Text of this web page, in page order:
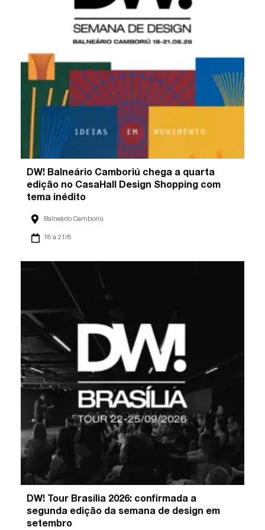
DW! Balneário Camboriú chega a quarta
edição no CasaHall Design Shopping com
tema inédito
Balneário Camboriú
18 a 21/8
DW! Tour Brasília 2026: confirmada a
segunda edição da semana de design em
setembro